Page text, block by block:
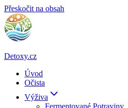
Přeskočit na obsah
Detoxy.cz
Úvod
Očista
Výživa
Fermentované Potraviny